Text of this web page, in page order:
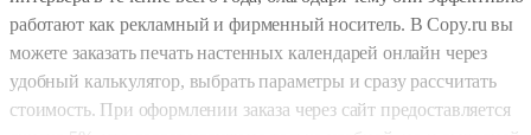
работают как рекламный и фирменный носитель. В Copy.ru вы
можете заказать печать настенных календарей онлайн через
удобный калькулятор, выбрать параметры и сразу рассчитать
стоимость. При оформлении заказа через сайт предоставляется